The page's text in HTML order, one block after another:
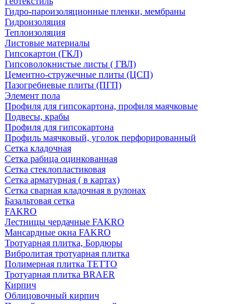
Гидро-пароизоляционные пленки, мембраны
Гидроизоляция
Теплоизоляция
Листовые материалы
Гипсокартон (ГКЛ)
Гипсоволокнистые листы ( ГВЛ)
Цементно-стружечные плиты (ЦСП)
Пазогребневые плиты (ПГП)
Элемент пола
Профиля для гипсокартона, профиля маячковые
Подвесы, крабы
Профиля для гипсокартона
Профиль маячковый, уголок перфорированный
Сетка кладочная
Сетка рабица оцинкованная
Сетка стеклопластиковая
Сетка арматурная ( в картах)
Сетка сварная кладочная в рулонах
Базальтовая сетка
FAKRO
Лестницы чердачные FAKRO
Мансардные окна FAKRO
Тротуарная плитка, Бордюры
Вибролитая тротуарная плитка
Полимерная плитка TETTO
Тротуарная плитка BRAER
Кирпич
Облицовочный кирпич